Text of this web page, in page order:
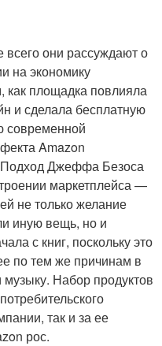
всего они рассуждают о
на экономику
как площадка повлияла
и сделала бесплатную
современной
Amazon
Джеффа Безоса
маркетплейса —
не только желание
иную вещь, но и
с книг, поскольку это
по тем же причинам в
Набор продуктов
так и за ее
рос.